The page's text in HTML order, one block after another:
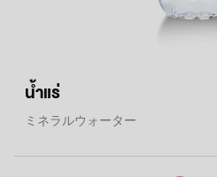
น้ำแร่
ミネラルウォーター